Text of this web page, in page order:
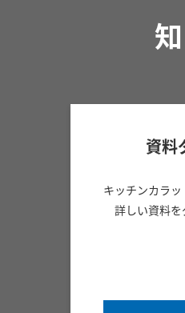
資料
キッチンカラ
詳しい資料